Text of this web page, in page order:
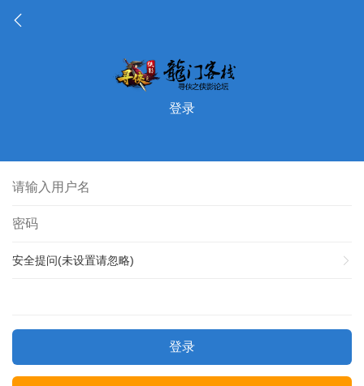
登录
安全提问(未设置请忽略)
登录